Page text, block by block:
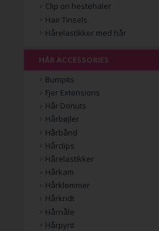
Clip on hestehaler
Hair Tinsels
Hårelastikker med hår
HÅR ACCESSORIES
Bumpits
Fjer Extensions
Hår Donuts
Hårbøjler
Hårbånd
Hårclips
Hårelastikker
Hårkam
Hårklemmer
Hårkridt
Hårnåle
Hårpynt